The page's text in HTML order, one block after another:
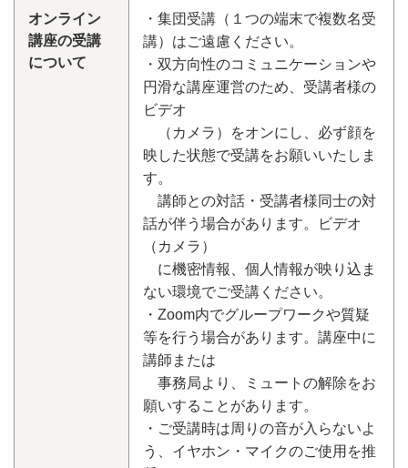
オンライン
講座の受講
について
・集団受講（１つの端末で複数名受
講）はご遠慮ください。
・双方向性のコミュニケーションや
円滑な講座運営のため、受講者様の
ビデオ
（カメラ）をオンにし、必ず顔を
映した状態で受講をお願いいたしま
す。
講師との対話・受講者様同士の対
話が伴う場合があります。ビデオ
（カメラ）
に機密情報、個人情報が映り込ま
ない環境でご受講ください。
・Zoom内でグループワークや質疑
等を行う場合があります。講座中に
講師または
事務局より、ミュートの解除をお
願いすることがあります。
・ご受講時は周りの音が入らないよ
う、イヤホン・マイクのご使用を推